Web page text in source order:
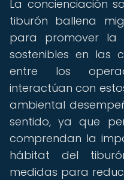
La concienciación
tiburón ballena
para promover la
sostenibles en las
entre los
interactúan con
ambiental
sentido, ya que
comprendan la
hábitat del
medidas para